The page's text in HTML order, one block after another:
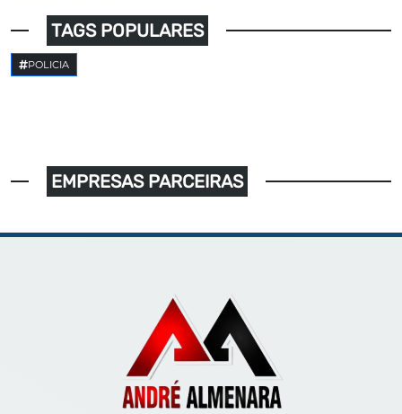
TAGS POPULARES
POLICIA
EMPRESAS PARCEIRAS